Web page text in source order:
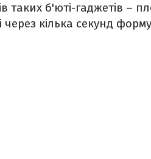
таких б'юті-гаджетів –
через кілька секунд